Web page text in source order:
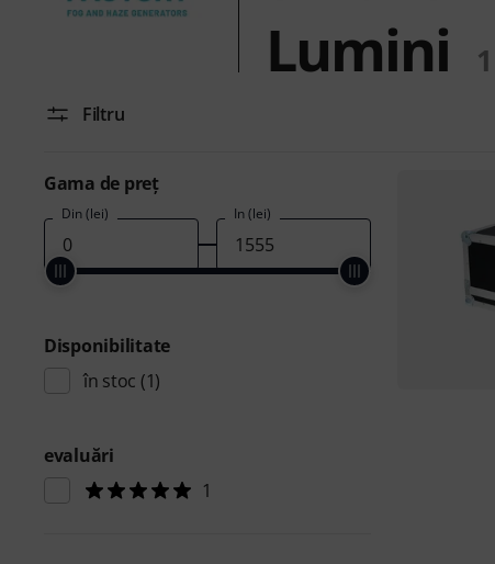
Lumini
1
Filtru
Gama de preţ
Din (lei) În (lei)
Disponibilitate
în stoc (1)
evaluări
1